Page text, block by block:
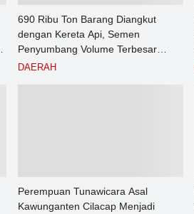
690 Ribu Ton Barang Diangkut
dengan Kereta Api, Semen
Penyumbang Volume Terbesar
Angkutan Barang KAI Daop 5
DAERAH
Perempuan Tunawicara Asal
Kawunganten Cilacap Menjadi